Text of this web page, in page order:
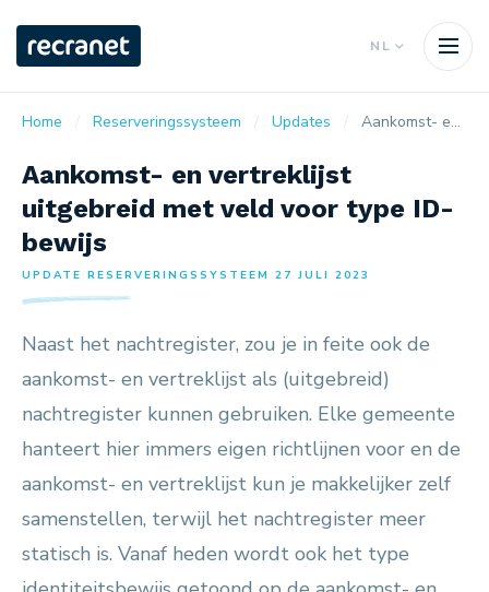
NL
Home Reserveringssysteem Updates Aankomst- en vertreklijst uitgebreid met veld voor type ID-bewijs
Aankomst- en vertreklijst
uitgebreid met veld voor type ID-
bewijs
UPDATE RESERVERINGSSYSTEEM 27 JULI 2023
Naast het nachtregister, zou je in feite ook de
aankomst- en vertreklijst als (uitgebreid)
nachtregister kunnen gebruiken. Elke gemeente
hanteert hier immers eigen richtlijnen voor en de
aankomst- en vertreklijst kun je makkelijker zelf
samenstellen, terwijl het nachtregister meer
statisch is. Vanaf heden wordt ook het type